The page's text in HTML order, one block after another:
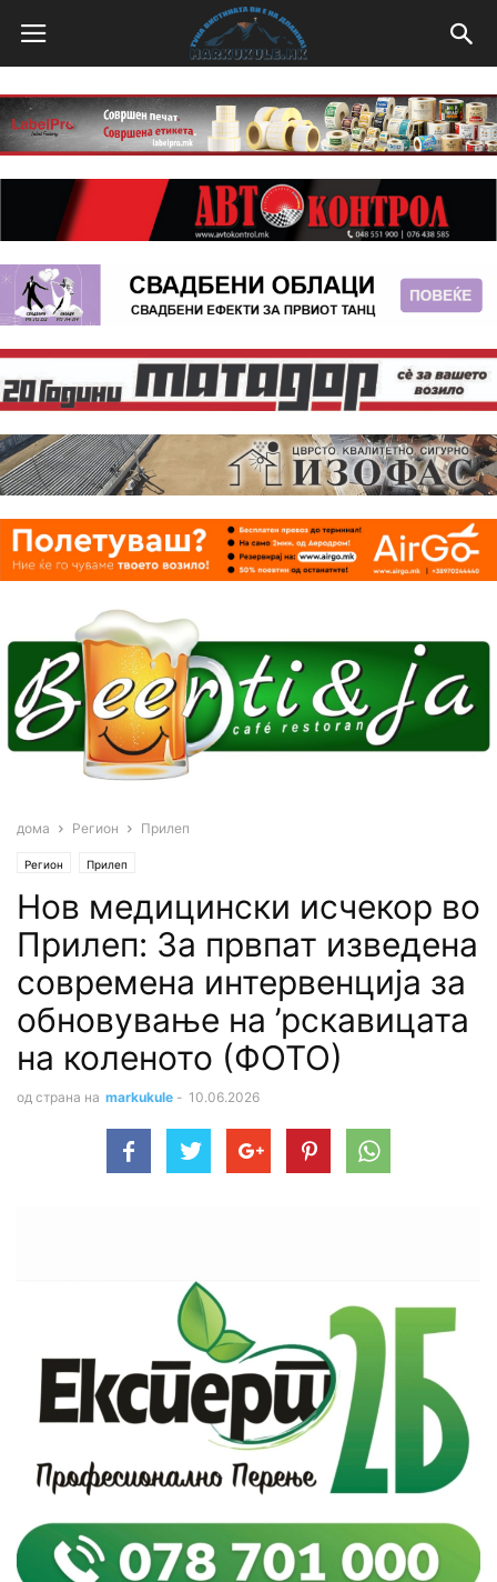
дома Регион Прилеп
Регион Прилеп
Нов медицински исчекор во
Прилеп: За првпат изведена
современа интервенција за
обновување на ’рскавицата
на коленото (ФОТО)
од страна на markukule - 10.06.2026